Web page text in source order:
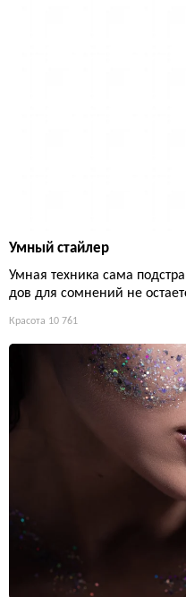
Умный стайлер
Умная техника сама
дов для сомнений не
Красота 10 761